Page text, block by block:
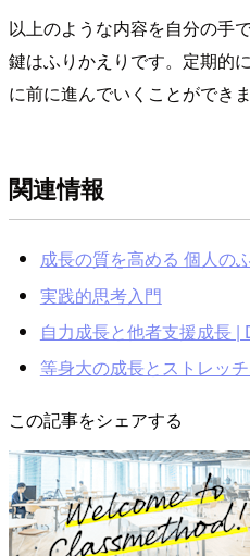
以上のような内容を自分の手
鍵はふりかえりです。定期的
に前に進んでいくことができま
関連情報
成長の質を高める 個人の
実践的思考入門
自力成長と他者支援成長 |
等身大の成長とストレッ
この記事をシェアする